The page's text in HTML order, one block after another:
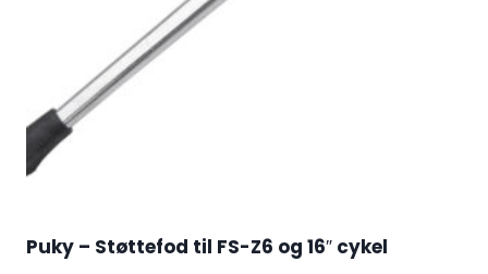
Puky – Støttefod til FS-Z6 og 16″ cykel